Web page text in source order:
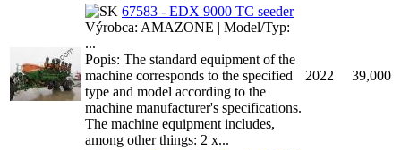
67583 - EDX 9000 TC seeder
Výrobca: AMAZONE | Model/Typ:
...
Popis: The standard equipment of the
machine corresponds to the specified
type and model according to the
machine manufacturer's specifications.
The machine equipment includes,
among other things: 2 x...
2022 39,000